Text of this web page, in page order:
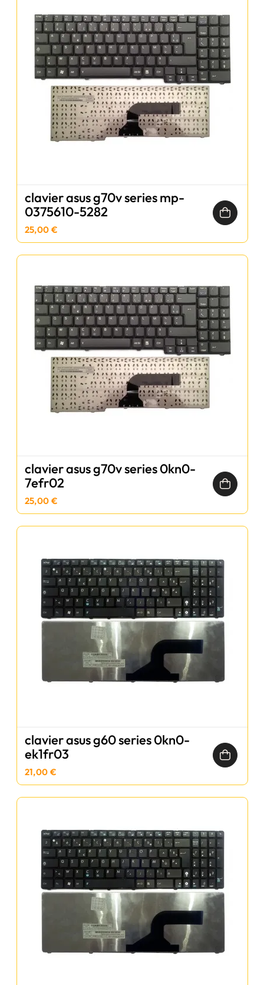
clavier asus g70v series mp-
0375610-5282
25,00 €
clavier asus g70v series 0kn0-
7efr02
25,00 €
clavier asus g60 series 0kn0-
ek1fr03
21,00 €